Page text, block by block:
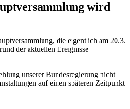
wird
die eigentlich am 20.3.
der aktuellen Ereignisse
unserer Bundesregierung nicht
auf einen späteren Zeitpunkt